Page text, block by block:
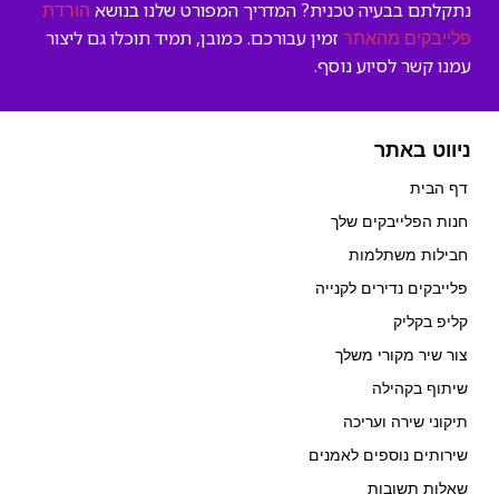
נתקלתם בבעיה טכנית? המדריך המפורט שלנו בנושא הורדת
פלייבקים מהאתר זמין עבורכם. כמובן, תמיד תוכלו גם ליצור
עמנו קשר לסיוע נוסף.
ניווט באתר
דף הבית
חנות הפלייבקים שלך
חבילות משתלמות
פלייבקים נדירים לקנייה
קליפ בקליק
צור שיר מקורי משלך
שיתוף בקהילה
תיקוני שירה ועריכה
שירותים נוספים לאמנים
שאלות תשובות